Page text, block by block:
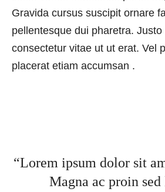
Gravida cursus suscipit ornare
pellentesque dui pharetra.
consectetur vitae ut ut erat. Vel
placerat etiam accumsan .
“Lorem ipsum dolor sit
Magna ac proin sed